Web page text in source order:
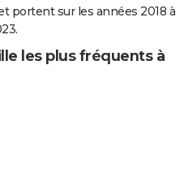
portent sur les années 2018 à
les plus fréquents à